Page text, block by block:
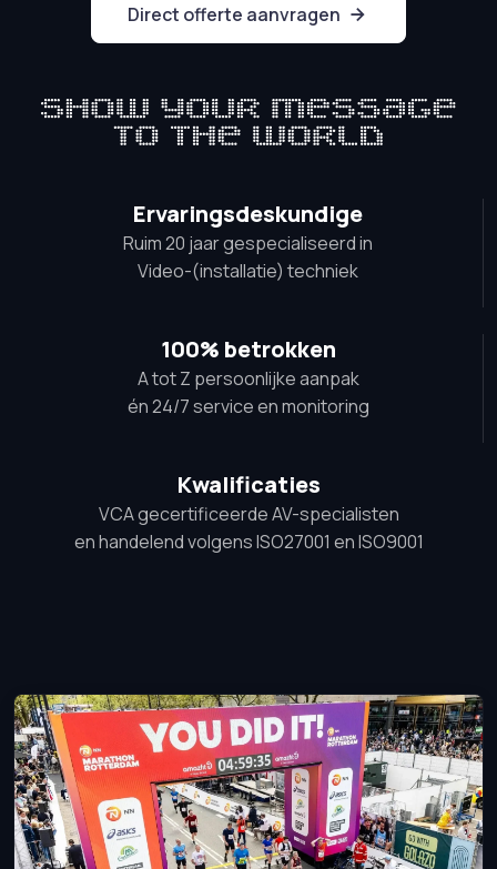
Direct offerte aanvragen
Ervaringsdeskundige
Ruim 20 jaar gespecialiseerd in
Video-(installatie) techniek
100% betrokken
A tot Z persoonlijke aanpak
én 24/7 service en monitoring
Kwalificaties
VCA gecertificeerde AV-specialisten
en handelend volgens ISO27001 en ISO9001